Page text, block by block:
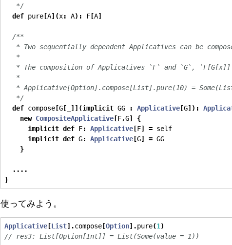
*/
def pure [A](x: A): F [A]
/**
* Two sequentially dependent Applicatives can be
*
* The composition of Applicatives `F` and `G`,
*
* Applicative[Option].compose[List].pure(10) =
*/
def compose [G [ ]](implicit GG : Applicative [G]):
new CompositeApplicative [F,G]
{
implicit def F: Applicative [F] = self
implicit def G: Applicative [G] = GG
}
....
}
使ってみよう。
Applicative [List].compose [Option].pure(1 )
// res3: List[Option[Int]] = List(Some(value = 1))